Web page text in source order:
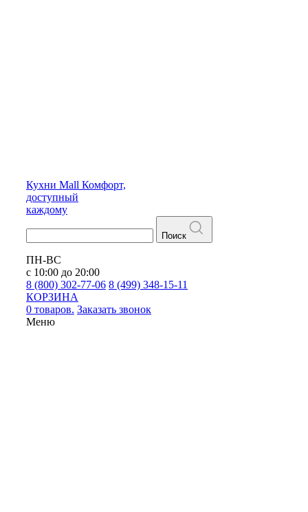
Кухни Mall Комфорт,
доступный
каждому
Поиск
ПН-ВС
с 10:00 до 20:00
8 (800) 302-77-06 8 (499) 348-15-11
КОРЗИНА
0 товаров. Заказать звонок
Меню